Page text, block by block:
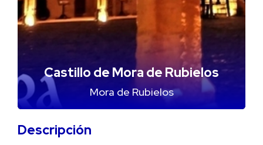
Castillo de Mora de Rubielos
Mora de Rubielos
Descripción